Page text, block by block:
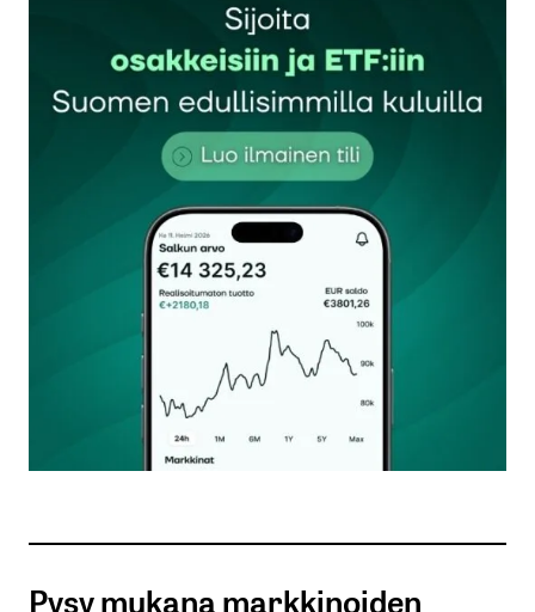
Sähköpostiosoitettasi ei julkaista.Pakolliset
kentät on merkitty*
Kommentti*
Nimesi tai nimimerkkisi
Sähköpostiosoitteesi
Tilaa SalkunRakentajan uutiskirje
Pysy mukana markkinoiden